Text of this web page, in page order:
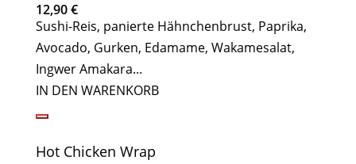
12,90€
Sushi-Reis, panierte Hähnchenbrust, Paprika,
Avocado, Gurken, Edamame, Wakamesalat,
Ingwer Amakara...
IN DEN WARENKORB
Hot Chicken Wrap